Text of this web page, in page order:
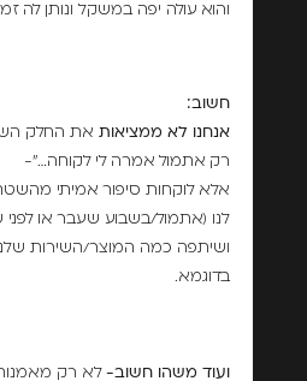
והוא עולה יפה במשקל ונותן לה
חשוב:
אנחנו לא ממציאות את החלק
רק אתמול אמרה לי לקוחה…"-
אלא לוקחות סיפור אמיתי
לנו (אתמול/בשבוע שעבר או לפני
ושיתפה כמה המוצר/השירות שלנו
בדוגמא.
ועוד משהו חשוב-לא רק מאמנות